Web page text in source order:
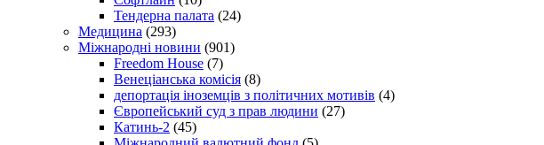
Тендерна палата (24)
Медицина (293)
Міжнародні новини (901)
Freedom House (7)
Венеціанська комісія (8)
депортація іноземців з політичних мотивів (4)
Європейський суд з прав людини (27)
Катинь-2 (45)